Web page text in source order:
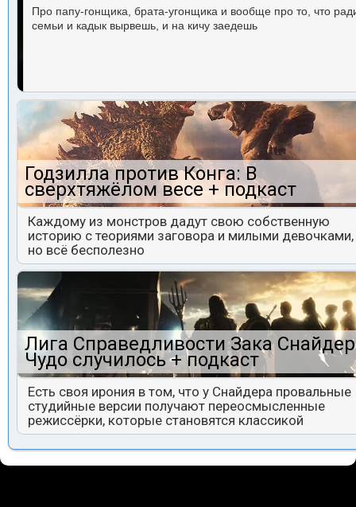
Про папу-гонщика, брата-угонщика и вообще про то, что
семьи и кадык вырвешь, и на кичу заедешь
Годзилла против Конга: В
сверхтяжёлом весе + подкаст
Каждому из монстров дадут свою собственную
историю с теориями заговора и милыми девочками,
но всё бесполезно
Лига Справедливости Зака
Чудо случилось + подкаст
Есть своя ирония в том, что у Снайдера провальные
студийные версии получают переосмысленные
режиссёрки, которые становятся классикой